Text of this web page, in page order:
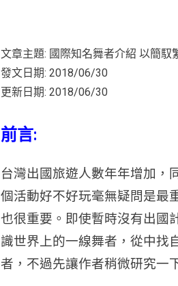
文章主題: 國際知名舞者介紹 以簡馭
發文日期: 2018/06/30
更新日期: 2018/06/30
前言:
台灣出國旅遊人數年年增加，
個活動好不好玩毫無疑問是最
也很重要。即使暫時沒有出國
識世界上的一線舞者，從中找
者，不過先讓作者稍微研究一